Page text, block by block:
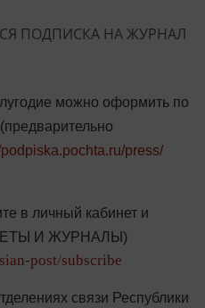
можно оформить по
podpiska.pochta.ru/press/
в личный кабинет и
И ЖУРНАЛЫ)
post/subscribe
связи Республики